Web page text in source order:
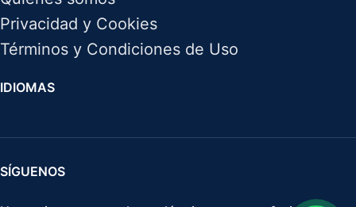
Privacidad y Cookies
Términos y Condiciones de Uso
IDIOMAS
SÍGUENOS